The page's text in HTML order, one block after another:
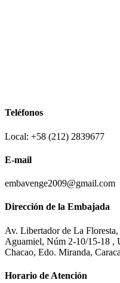
Teléfonos
Local: +58 (212) 2839677
E-mail
embavenge2009@gmail.com
Dirección de la Embajada
Av. Libertador de La
Aguamiel, Núm 2-10/15-18 ,
Chacao, Edo. Miranda,
Horario de Atención